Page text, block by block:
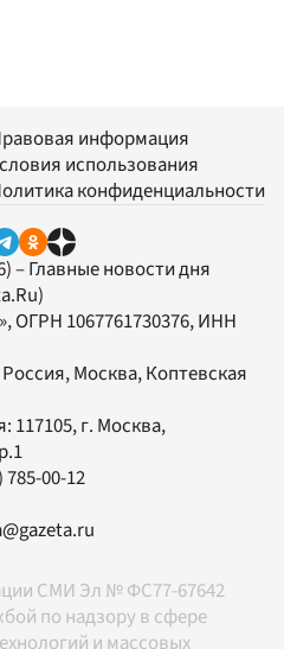
информация
использования
конфиденциальности
– Главные новости дня
, ОГРН 1067761730376, ИНН
Москва, Коптевская
117105, г. Москва,
785-00-12
СМИ Эл № ФС77-67642
по надзору в сфере
и массовых